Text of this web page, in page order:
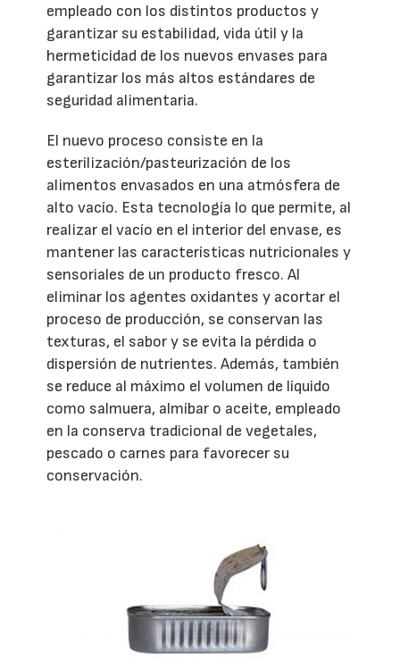
empleado con los distintos productos y
garantizar su estabilidad, vida útil y la
hermeticidad de los nuevos envases para
garantizar los más altos estándares de
seguridad alimentaria.
El nuevo proceso consiste en la
esterilización/pasteurización de los
alimentos envasados en una atmósfera de
alto vacío. Esta tecnología lo que permite, al
realizar el vacío en el interior del envase, es
mantener las características nutricionales y
sensoriales de un producto fresco. Al
eliminar los agentes oxidantes y acortar el
proceso de producción, se conservan las
texturas, el sabor y se evita la pérdida o
dispersión de nutrientes. Además, también
se reduce al máximo el volumen de líquido
como salmuera, almíbar o aceite, empleado
en la conserva tradicional de vegetales,
pescado o carnes para favorecer su
conservación.